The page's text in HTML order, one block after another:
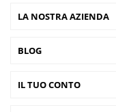
LA NOSTRA AZIENDA
BLOG
IL TUO CONTO